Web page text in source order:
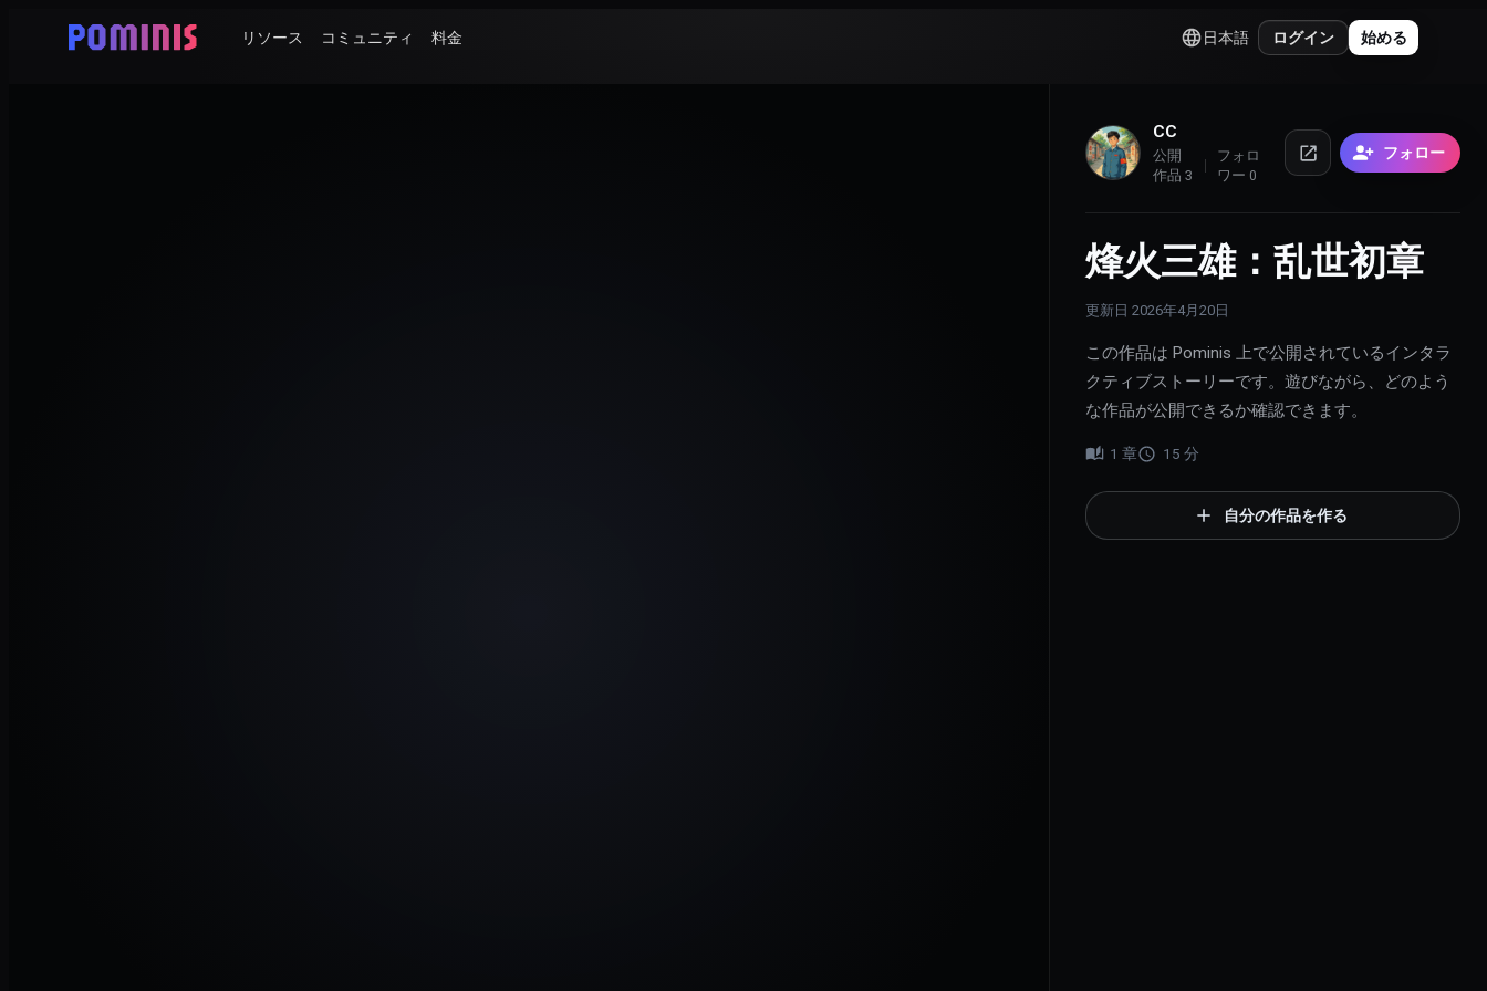
リソース コミュニティ 料金 日本語 ログイン 始める
CC
公開
作品 3
フォロ
ワー 0
フォロー
烽火三雄：乱世初章
更新日 2026年4月20日
この作品は Pominis 上で公開されているインタラ
クティブストーリーです。遊びながら、どのよう
な作品が公開できるか確認できます。
1 章 15 分
自分の作品を作る